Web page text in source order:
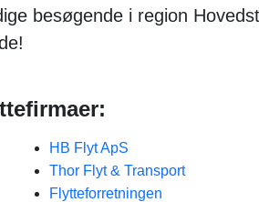
besøgende i region
HB Flyt ApS
Thor Flyt & Transport
Flytteforretningen